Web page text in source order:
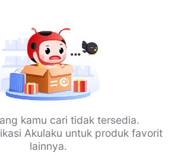
kamu cari tidak tersedia.
Akulaku untuk produk favorit
lainnya.